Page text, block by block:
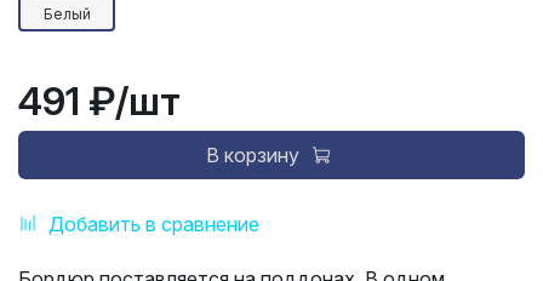
Добавить в сравнение
Белый
491 ₽/шт
В корзину